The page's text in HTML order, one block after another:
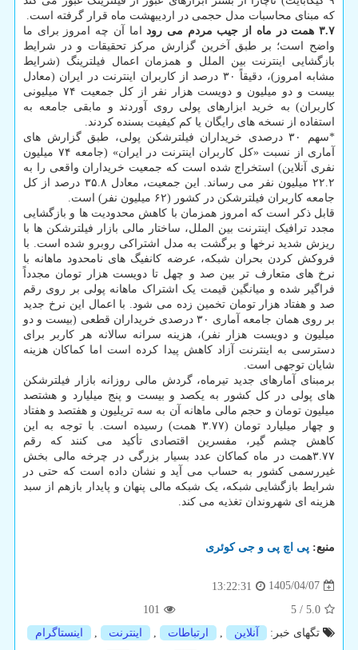
که مبنای محاسبات مدل حجمی در اردیبهشت ماه قرار گرفته است.
۳.۷ همت در ماه از جیب مردم می رود
اما آن چه امروز برای ما
واضح است؛ بر طبق آخرین گزارش مرکز تحقیقات و در شرایط
بازگشایی اینترنت بین الملل و همزمان اعمال فیلترینگ (شرایط
مشابه امروز)، دقیقاً ۳۰ درصد از کاربران اینترنت در ایران (معادل
بیست و دو میلیون و دویست هزار نفر از کل جمعیت ۷۴ میلیونی
کاربران) به خرید ابزارهای پولی روی آوردند و مابقی جامعه به
استفاده از نسخه های رایگان یا کم کیفیت بسنده کردند.
*سهم ۳۰ درصدی خریداران فیلترشکن پولی، طبق گزارش های
آماری از نسبت «کل کاربران اینترنت در ایران» (جامعه ۷۴ میلیون
نفری آنلاین) استخراج شده است که جمعیت خریداران واقعی را به
۲۲.۲ میلیون نفر می رساند. این جمعیت، معادل ۳۵.۸ درصد از کل
جامعه کاربران فیلترشکن در کشور (۶۲ میلیون نفر) است.
قابل ذکر است که امروز همزمان با کاهش محدودیت ها و بازگشایی
مجدد ترافیک اینترنت بین الملل، ساختار مالی بازار فیلترشکن ها با
ریزش شدید نرخها و برگشت به مدل اشتراکی روبرو شده است. با
فروکش کردن بحران شبکه، عرضه کانفیگ های نامحدود ماهانه با
نرخ های متعارف تر بین صد و چهل تا دویست هزار تومان مجدداً
فراگیر شده و میانگین قیمت یک اشتراک ماهانه پولی بر روی رقم
صد و هفتاد هزار تومان تخمین زده می شود. با اعمال این نرخ جدید
بر روی همان جامعه آماری ۳۰ درصدی خریداران قطعی (بیست و دو
میلیون و دویست هزار نفر)، هزینه سرانه سالانه هر کاربر برای
دسترسی به اینترنت آزاد کاهش پیدا کرده است اما کماکان هزینه
شایان توجهی است.
برمبنای آمارهای جدید تیرماه، گردش مالی روزانه بازار فیلترشکن
های پولی در کل کشور به یکصد و بیست و پنج میلیارد و هشتصد
میلیون تومان و حجم مالی ماهانه آن به سه تریلیون و هفتصد و هفتاد
و چهار میلیارد تومان (۳.۷۷ همت) رسیده است. با توجه به این
کاهش چشم گیر، مفسرین اقتصادی تأکید می کنند که رقم
۳.۷۷همت در ماه کماکان عدد بسیار بزرگی در چرخه مالی بخش
غیررسمی کشور به حساب می آید و نشان داده است که حتی در
شرایط بازگشایی شبکه، یک شبکه مالی پنهان و پایدار بازهم از سبد
هزینه ای شهروندان تغذیه می کند.
منبع: پی اچ پی و جی كوئری
1405/04/07
13:22:31
5.0
/
5
101
تگهای خبر:
آنلاین ارتباطات اینترنت اینستاگرام